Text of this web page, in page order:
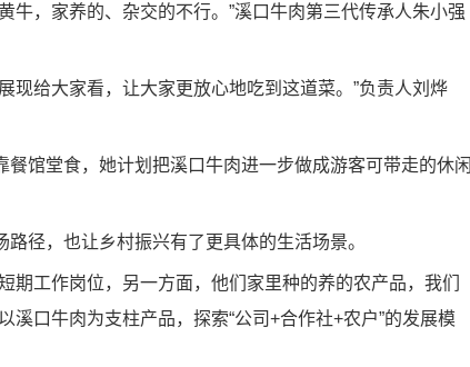
，家养的、杂交的不行。”溪口牛肉第三代传承人朱小强
给大家看，让大家更放心地吃到这道菜。”负责人刘烨
堂食，她计划把溪口牛肉进一步做成游客可带走的休闲
，也让乡村振兴有了更具体的生活场景。
工作岗位，另一方面，他们家里种的养的农产品，我们
口牛肉为支柱产品，探索“公司+合作社+农户”的发展模